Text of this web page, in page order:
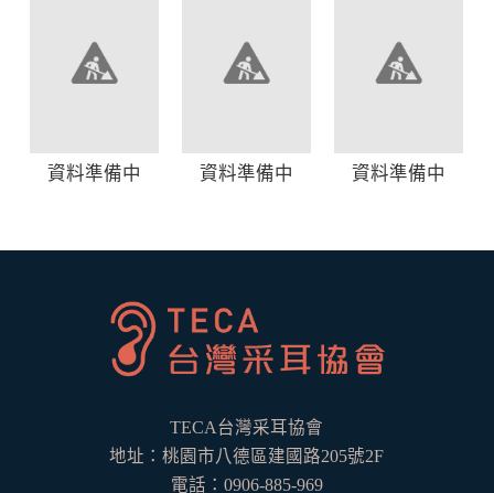
資料準備中 資料準備中 資料準備中
TECA台灣采耳協會
地址：桃園市八德區建國路205號2F
電話：0906-885-969